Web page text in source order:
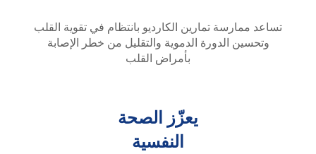
تساعد ممارسة تمارين الكارديو بانتظام في تقوية القلب
وتحسين الدورة الدموية والتقليل من خطر الإصابة
بأمراض القلب
يعزّز الصحة
النفسية